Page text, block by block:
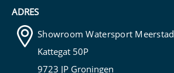
ADRES
Showroom Watersport Meerstad
Kattegat 50P
9723 JP Groningen